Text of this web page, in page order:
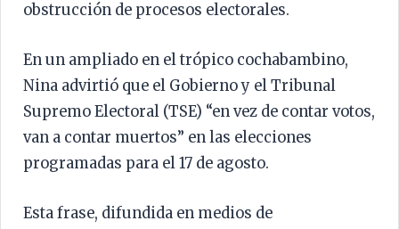
obstrucción de procesos electorales.
En un ampliado en el trópico cochabambino,
Nina advirtió que el Gobierno y el Tribunal
Supremo Electoral (TSE) “en vez de contar votos,
van a contar muertos” en las elecciones
programadas para el 17 de agosto.
Esta frase, difundida en medios de